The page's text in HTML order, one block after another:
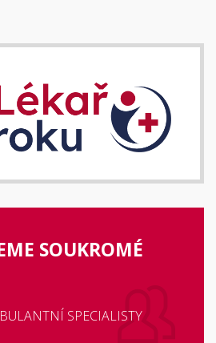
SOUKROMÉ
SPECIALISTY